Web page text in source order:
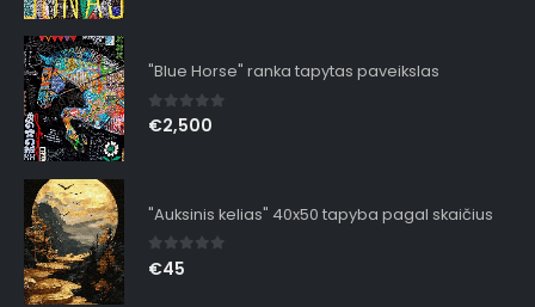
"Blue Horse" ranka tapytas paveikslas
0out of 5
€2,500
"Auksinis kelias" 40x50 tapyba pagal skaičius
0out of 5
€45